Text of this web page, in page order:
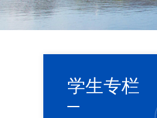
学生专栏